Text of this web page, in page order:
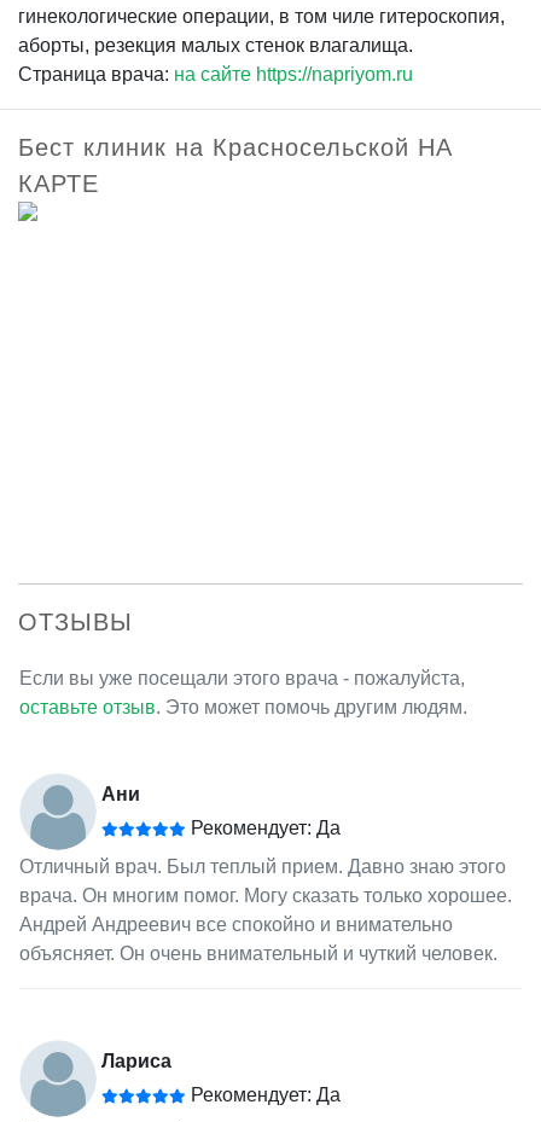
гинекологические операции, в том чиле гитероскопия,
аборты, резекция малых стенок влагалища.
Страница врача: на сайте https://napriyom.ru
Бест клиник на Красносельской НА
КАРТЕ
ОТЗЫВЫ
Если вы уже посещали этого врача - пожалуйста,
оставьте отзыв. Это может помочь другим людям.
Ани
Рекомендует: Да
Отличный врач. Был теплый прием. Давно знаю этого
врача. Он многим помог. Могу сказать только хорошее.
Андрей Андреевич все спокойно и внимательно
объясняет. Он очень внимательный и чуткий человек.
Лариса
Рекомендует: Да